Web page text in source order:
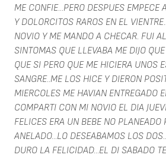
ME CONFIE...PERO DESPUES EMPECE
Y DOLORCITOS RAROS EN EL
NOVIO Y ME MANDO A CHECAR. FUI
SINTOMAS QUE LLEVABA ME DIJO
QUE SI PERO QUE ME HICIERA UNOS
SANGRE..ME LOS HICE Y DIERON
MIERCOLES ME HAVIAN ENTREGADO
COMPARTI CON MI NOVIO EL DIA
FELICES ERA UN BEBE NO PLANEADO
ANELADO...LO DESEABAMOS LOS
DURO LA FELICIDAD...EL DI SABADO